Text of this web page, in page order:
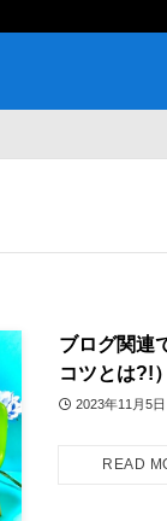
ブログ関連
コツとは?!）
2023年11月5日